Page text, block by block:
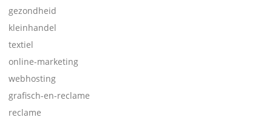
gezondheid
kleinhandel
textiel
online-marketing
webhosting
grafisch-en-reclame
reclame